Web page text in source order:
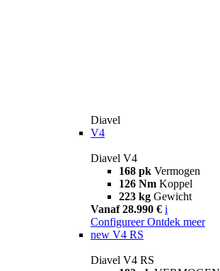
Diavel
V4
Diavel V4
168 pk Vermogen
126 Nm Koppel
223 kg Gewicht
Vanaf 28.990 € i
Configureer Ontdek meer
new V4 RS
Diavel V4 RS